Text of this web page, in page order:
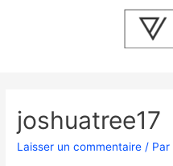
joshuatree17
Laisser un commentaire / Par